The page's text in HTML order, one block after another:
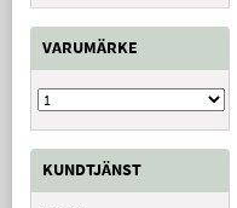
VARUMÄRKE
KUNDTJÄNST